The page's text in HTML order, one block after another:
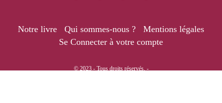
Notre livre Qui sommes-nous ?
Mentions légales
Se Connecter à votre compte
© 2023 - Tous droits réservés. -